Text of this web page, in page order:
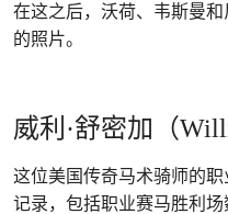
在这之后，沃荷、韦斯曼
的照片。
威利·舒密加（
这位美国传奇马术骑师的
记录，包括职业赛马胜利场